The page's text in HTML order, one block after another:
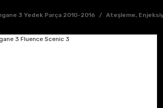
3 Yedek Parça 2010-2016 Ateşleme,